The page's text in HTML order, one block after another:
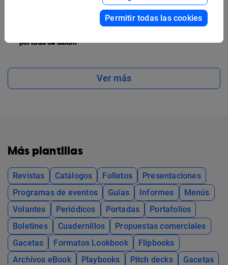
portada de álbum
Ver más
Más plantillas
Revistas Catálogos Folletos
Presentaciones
Programas de eventos
Guías Informes
Menús
Volantes
Periódicos Portadas
Portafolios
Boletines
Cuadernillos
Propuestas comerciales
Gacetas
Formatos Lookbook
Flipbooks
Archivos eBook
Playbooks Pitch decks
Gacetas
Permitir todas las cookies